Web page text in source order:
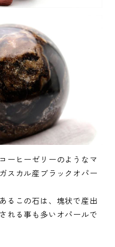
ーヒーゼリーのようなマ
スカル産ブラックオパー
るこの石は、塊状で産出
れる事も多いオパールで